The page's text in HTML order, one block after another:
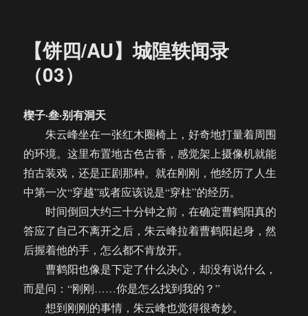
【饼四/AU】城隍轶闻录
（03）
楔子·叁·别有洞天
朱云峰坐在一张红木圈椅上，好奇地打量着周围
的环境。这里布置地古色古香，感觉架上摄像机就能
拍古装戏，还是正剧那种。就在刚刚，他经历了人生
中第一次“穿越”或者应该说是“穿柱”的经历。
时间倒回大约三十分钟之前，在确定曹鹤阳真的
答应了自己不离开之后，朱云峰拉着曹鹤阳起身，然
后握着他的手，怎么都不肯放开。
曹鹤阳也像是下定了什么决心，却没有说什么，
而是问：“刚刚……你是怎么找到我的？”
想到刚刚的事情，朱云峰也觉得很奇妙。